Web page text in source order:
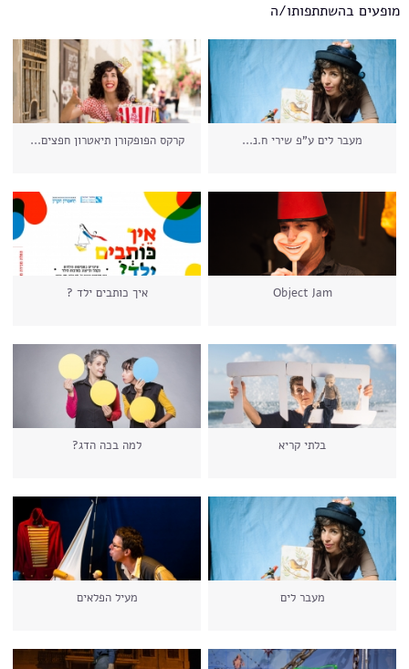
מופעים בהשתתפותו/ה
מעבר לים ע"פ שירי ח.נ... קרקס הפופקורן תיאטרון חפצים...
Object Jam איך כותבים ילד ?
בלתי קריא למה בכה הדג?
מעבר לים מעיל הפלאים